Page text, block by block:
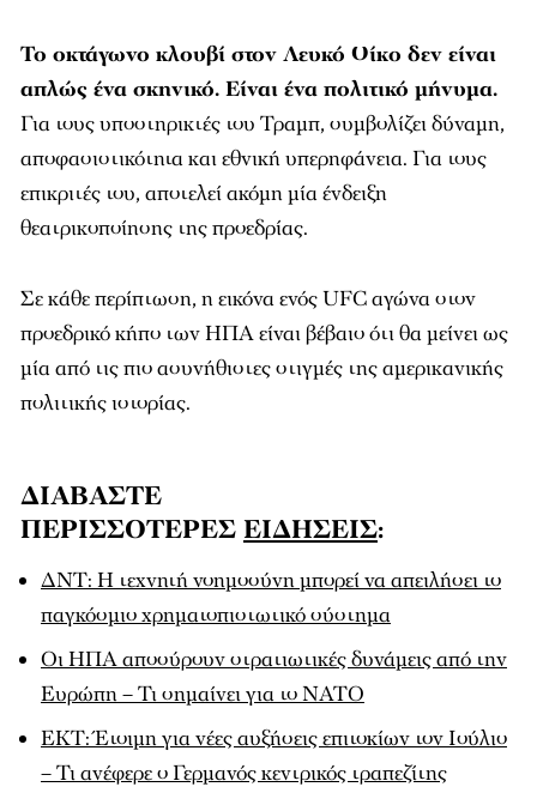
Το οκτάγωνο κλουβί στον Λευκό Οίκο δεν είναι
απλώς ένα σκηνικό. Είναι ένα πολιτικό μήνυμα.
Για τους υποστηρικτές του Τραμπ, συμβολίζει δύναμη,
αποφασιστικότητα και εθνική υπερηφάνεια. Για τους
επικριτές του, αποτελεί ακόμη μία ένδειξη
θεατρικοποίησης της προεδρίας.
Σε κάθε περίπτωση, η εικόνα ενός UFC αγώνα στον
προεδρικό κήπο των ΗΠΑ είναι βέβαιο ότι θα μείνει ως
μία από τις πιο ασυνήθιστες στιγμές της αμερικανικής
πολιτικής ιστορίας.
ΔΙΑΒΑΣΤΕ
ΠΕΡΙΣΣΟΤΕΡΕΣ ΕΙΔΗΣΕΙΣ:
ΔΝΤ: Η τεχνητή νοημοσύνη μπορεί να απειλήσει το
παγκόσμιο χρηματοπιστωτικό σύστημα
Οι ΗΠΑ αποσύρουν στρατιωτικές δυνάμεις από την
Ευρώπη – Τι σημαίνει για το ΝΑΤΟ
ΕΚΤ: Έτοιμη για νέες αυξήσεις επιτοκίων τον Ιούλιο
– Τι ανέφερε ο Γερμανός κεντρικός τραπεζίτης